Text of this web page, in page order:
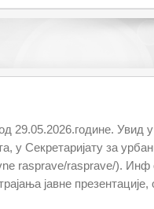
29.05.2026.године.
Секретаријату за
rasprave/rasprave/).
јавне